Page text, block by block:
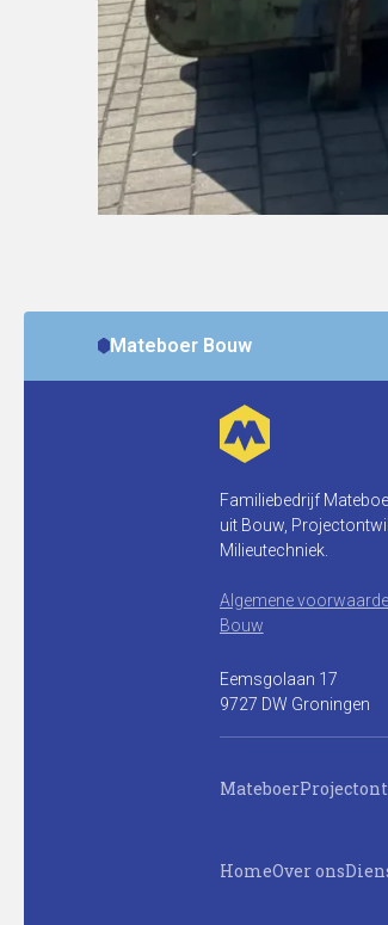
Mateboer Bouw
Familiebedrijf
uit Bouw,
Milieutechniek.
Algemene
Bouw
Eemsgolaan 17
9727 DW Groningen
HomeOver ons
Mateboer